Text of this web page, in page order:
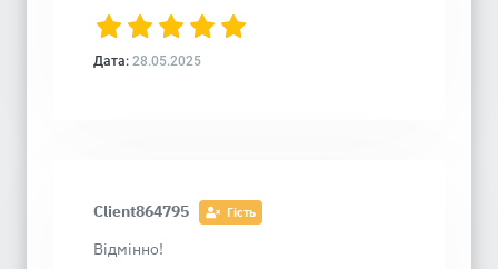
Дата: 28.05.2025
Client864795 Гість
Відмінно!